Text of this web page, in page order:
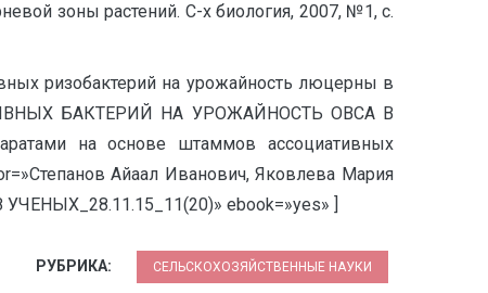
зоны растений. С-х биология, 2007, №1, с.
ризобактерий на урожайность люцерны в
БАКТЕРИЙ НА УРОЖАЙНОСТЬ ОВСА В
на основе штаммов ассоциативных
Айаал Иванович, Яковлева Мария
ebook=»yes» ]
РУБРИКА: СЕЛЬСКОХОЗЯЙСТВЕННЫЕ НАУКИ